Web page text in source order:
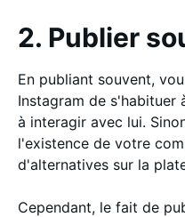
2. Publier
En publiant souvent,
Instagram de s'habituer
à interagir avec lui.
l'existence de votre
d'alternatives sur la
Cependant, le fait de